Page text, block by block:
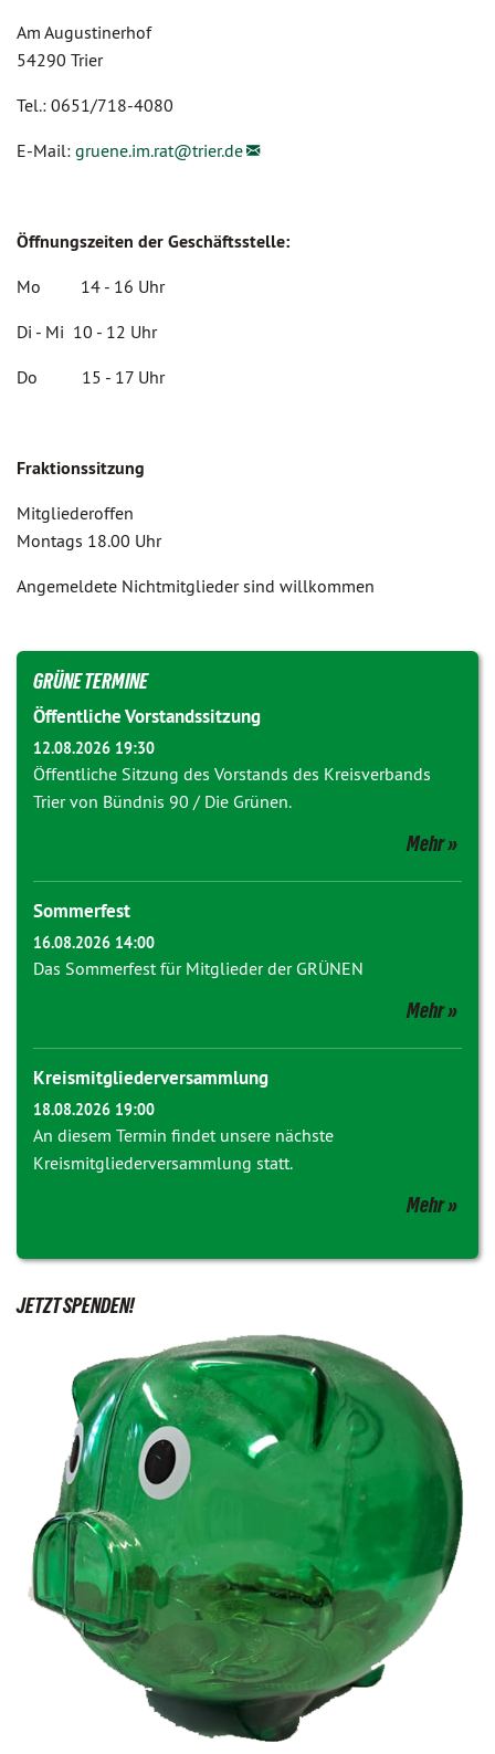
Am Augustinerhof
54290 Trier
Tel.: 0651/718-4080
E-Mail: gruene.im.rat@trier.de
Öffnungszeiten der Geschäftsstelle:
Mo 14 - 16 Uhr
Di - Mi 10 - 12 Uhr
Do 15 - 17 Uhr
Fraktionssitzung
Mitgliederoffen
Montags 18.00 Uhr
Angemeldete Nichtmitglieder sind willkommen
GRÜNE TERMINE
Öffentliche Vorstandssitzung
12.08.2026 19:30
Öffentliche Sitzung des Vorstands des Kreisverbands
Trier von Bündnis 90 / Die Grünen.
Mehr
Sommerfest
16.08.2026 14:00
Das Sommerfest für Mitglieder der GRÜNEN
Mehr
Kreismitgliederversammlung
18.08.2026 19:00
An diesem Termin findet unsere nächste
Kreismitgliederversammlung statt.
Mehr
JETZT SPENDEN!